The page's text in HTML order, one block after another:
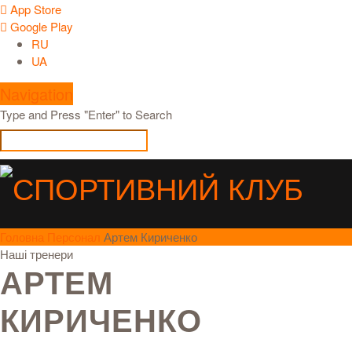
App Store
Google Play
RU
UA
Navigation
Type and Press "Enter" to Search
Головна Персонал Артем Кириченко
Наші тренери
АРТЕМ
КИРИЧЕНКО